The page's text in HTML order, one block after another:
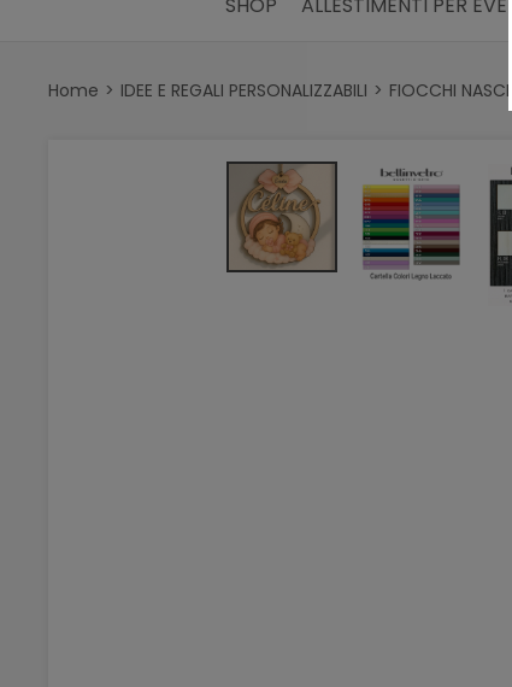
Home IDEE E REGALI PERSONALIZZABILI FIOCCHI